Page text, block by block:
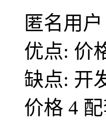
匿名用户
优点: 价
缺点: 开
价格 4